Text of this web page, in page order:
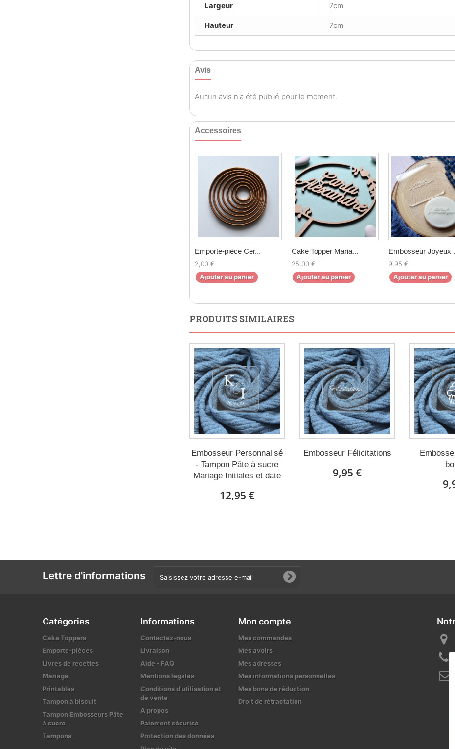
Largeur 7cm
Hauteur 7cm
Avis
Aucun avis n'a été publié pour le moment.
Accessoires
Emporte-pièce Cer...
2,00 €
Ajouter au panier
Cake Topper Maria...
25,00 €
Ajouter au panier
Embosseur Joyeux
9,95 €
Ajouter au panier
PRODUITS SIMILAIRES
Embosseur Personnalisé
- Tampon Pâte à sucre
Mariage Initiales et date
12,95 €
Embosseur Félicitations
9,95 €
Lettre d'informations
Catégories
Cake Toppers
Emporte-pièces
Livres de recettes
Mariage
Printables
Tampon à biscuit
Tampon Embosseurs Pâte
à sucre
Tampons
Informations
Contactez-nous
Livraison
Aide - FAQ
Mentions légales
Conditions d'utilisation et
de vente
A propos
Paiement sécurisé
Protection des données
Mon compte
Mes commandes
Mes avoirs
Mes adresses
Mes informations personnelles
Mes bons de réduction
Droit de rétractation